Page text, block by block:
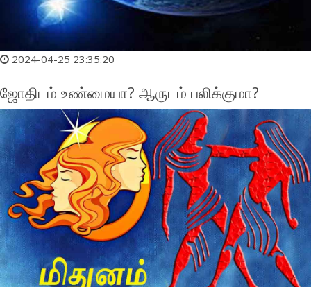
2024-04-25 23:35:20
ஜோதிடம் உண்மையா? ஆருடம் பலிக்குமா?